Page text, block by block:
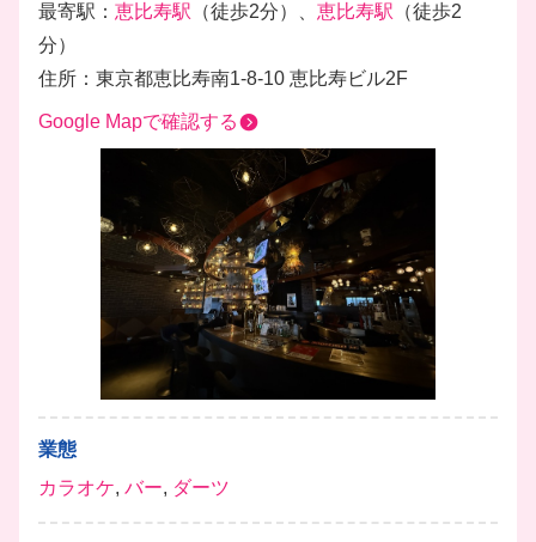
最寄駅： 恵比寿駅 （徒歩2分）、 恵比寿駅 （徒歩2
分）
住所：東京都恵比寿南1-8-10 恵比寿ビル2F
Google Mapで確認する
業態
カラオケ, バー, ダーツ